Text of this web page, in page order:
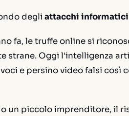
degli attacchi
fa, le truffe online si
strane. Oggi l'intelligenza
e persino video falsi così
un piccolo imprenditore, il